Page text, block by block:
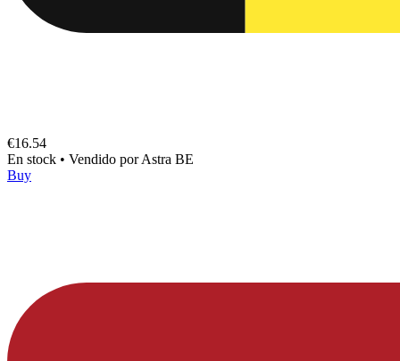
€16.54
En stock • Vendido porAstra BE
Buy